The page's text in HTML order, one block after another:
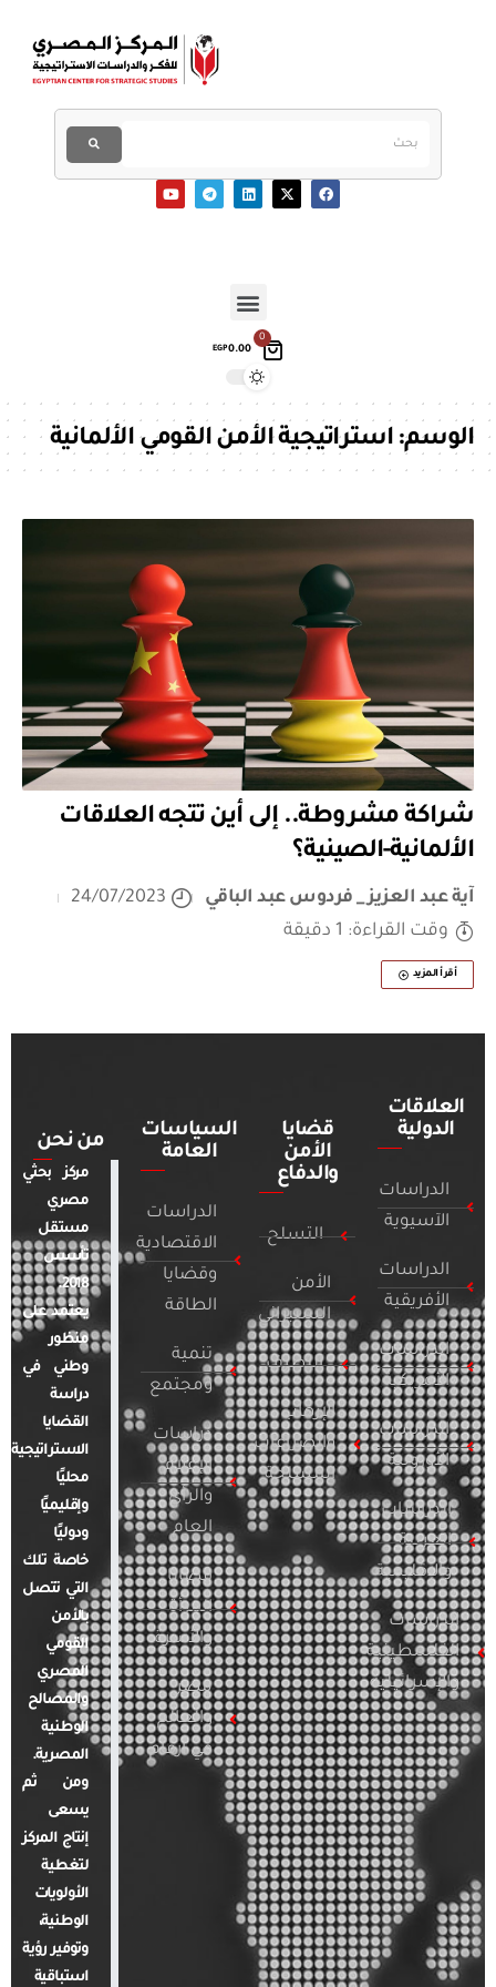
0
EGP0.00
الوسم:استراتيجية الأمن القومي الألمانية
شراكة مشروطة.. إلى أين تتجه العلاقات
الألمانية-الصينية؟
آية عبد العزيز _ فردوس عبد الباقي
24/07/2023
وقت القراءة: 1 دقيقة
أقرأ المزيد
العلاقات
الدولية
الدراسات
الآسيوية
الدراسات
الأفريقية
الدراسات
الأمريكية
الدراسات
الأوروبية
الدراسات
العربية
والإقليمية
الدراسات
الفلسطينية
والإسرائيلية
قضايا
الأمن
والدفاع
التسلح
الأمن
السيبراني
التطرف
الإرهاب
والصراعات
المسلحة
السياسات
العامة
الدراسات
الاقتصادية
وقضايا
الطاقة
تنمية
ومجتمع
دراسات
الإعلام
والرأي
العام
قضايا
المرأة
والأسرة
مصر
والعالم
في أرقام
من نحن
مركز بحثي
مصري
مستقل
تأسس
2018.
يعتمد على
منظور
وطني في
دراسة
القضايا
الاستراتيجية
محليًا
وإقليميًا
ودوليًا
خاصة تلك
التي تتصل
بالأمن
القومي
المصري
والمصالح
الوطنية
المصرية.
ومن ثم
يسعى
إنتاج المركز
لتغطية
الأولويات
الوطنية،
وتوفير رؤية
استباقية